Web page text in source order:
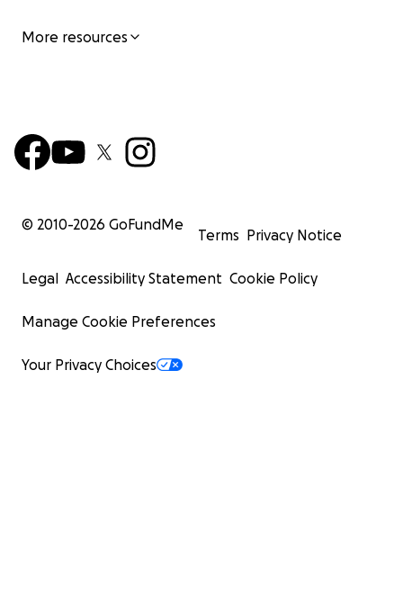
More resources
© 2010-2026 GoFundMe
Terms Privacy Notice
Legal Accessibility Statement Cookie Policy
Manage Cookie Preferences
Your Privacy Choices